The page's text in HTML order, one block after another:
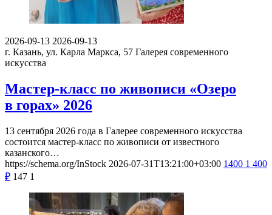
2026-09-13 2026-09-13
г. Казань, ул. Карла Маркса, 57 Галерея современного
искусства
Мастер-класс по живописи «Озеро
в горах» 2026
13 сентября 2026 года в Галерее современного искусства
состоится мастер-класс по живописи от известного
казанского…
https://schema.org/InStock 2026-07-31T13:21:00+03:00 1400 1 400
₽ 147 1